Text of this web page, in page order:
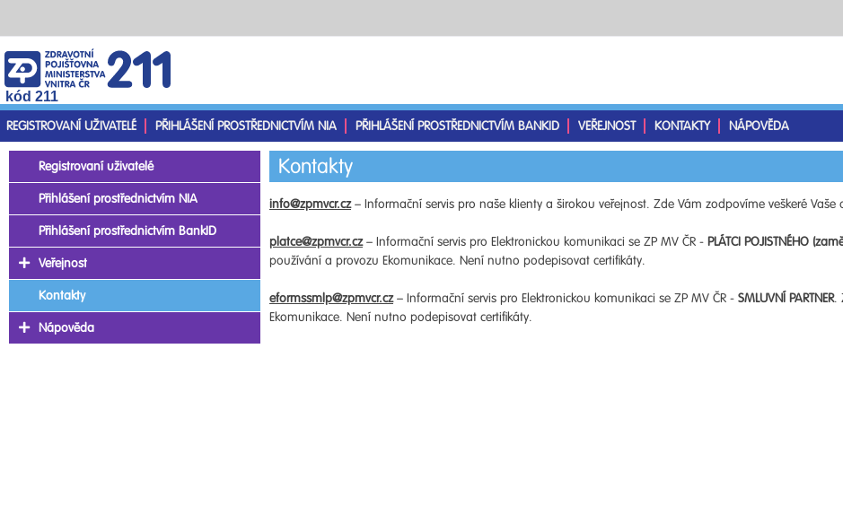
kód 211
REGISTROVANÍ UŽIVATELÉ
PŘIHLÁŠENÍ PROSTŘEDNICTVÍM NIA PŘIHLÁŠENÍ PROSTŘEDNICTVÍM BANKID VEŘEJNOST KONTAKTY NÁPOVĚDA
Kontakty
info@zpmvcr.cz– Informační servis pro naše klienty a širokou veřejnost. Zde Vám zodpovíme veškeré
platce@zpmvcr.cz– Informační servis pro Elektronickou komunikaci se ZP MV ČR - PLÁTCI POJISTNÉHO
používání a provozu Ekomunikace. Není nutno podepisovat certifikáty.
eformssmlp@zpmvcr.cz– Informační servis pro Elektronickou komunikaci se ZP MV ČR - SMLUVNÍ PARTNER.
Ekomunikace. Není nutno podepisovat certifikáty.
Registrovaní uživatelé
Přihlášení prostřednictvím NIA
Přihlášení prostřednictvím BankID
Veřejnost
Kontakty
Nápověda